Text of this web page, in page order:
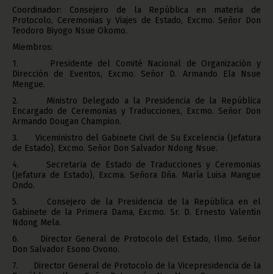
Coordinador: Consejero de la República en materia de
Protocolo, Ceremonias y Viajes de Estado, Excmo. Señor Don
Teodoro Biyogo Nsue Okomo.
Miembros:
1. Presidente del Comité Nacional de Organización y
Dirección de Eventos, Excmo. Señor D. Armando Ela Nsue
Mengue.
2. Ministro Delegado a la Presidencia de la República
Encargado de Ceremonias y Traducciones, Excmo. Señor Don
Armando Dougan Champion.
3. Viceministro del Gabinete Civil de Su Excelencia (Jefatura
de Estado), Excmo. Señor Don Salvador Ndong Nsue.
4. Secretaria de Estado de Traducciones y Ceremonias
(Jefatura de Estado), Excma. Señora Dña. María Luisa Mangue
Ondo.
5. Consejero de la Presidencia de la República en el
Gabinete de la Primera Dama, Excmo. Sr. D. Ernesto Valentin
Ndong Mela.
6. Director General de Protocolo del Estado, Ilmo. Señor
Don Salvador Esono Ovono.
7. Director General de Protocolo de la Vicepresidencia de la